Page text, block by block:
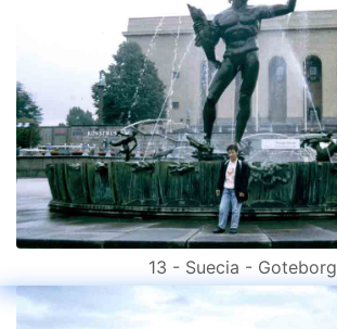
13 - Suecia - Goteborg